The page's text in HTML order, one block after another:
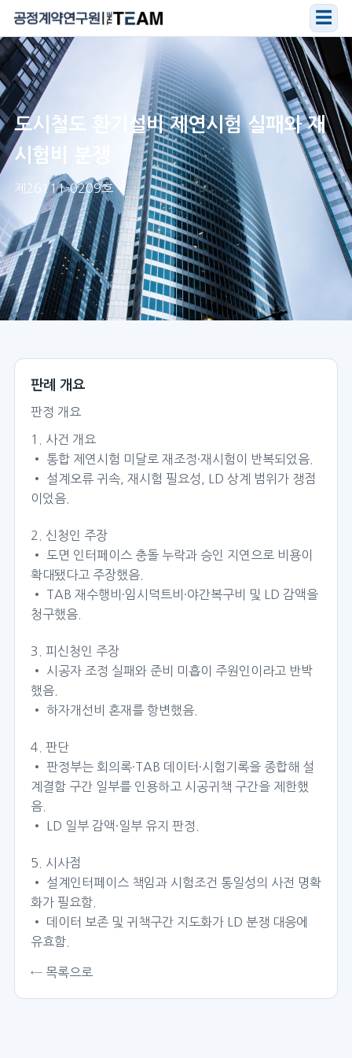
☰
도시철도 환기설비 제연시험 실패와 재
시험비 분쟁
제26111-0209호
판례 개요
판정 개요
1. 사건 개요
• 통합 제연시험 미달로 재조정·재시험이 반복되었음.
• 설계오류 귀속, 재시험 필요성, LD 상계 범위가 쟁점
이었음.
2. 신청인 주장
• 도면 인터페이스 충돌 누락과 승인 지연으로 비용이
확대됐다고 주장했음.
• TAB 재수행비·임시덕트비·야간복구비 및 LD 감액을
청구했음.
3. 피신청인 주장
• 시공자 조정 실패와 준비 미흡이 주원인이라고 반박
했음.
• 하자개선비 혼재를 항변했음.
4. 판단
• 판정부는 회의록·TAB 데이터·시험기록을 종합해 설
계결함 구간 일부를 인용하고 시공귀책 구간을 제한했
음.
• LD 일부 감액·일부 유지 판정.
5. 시사점
• 설계인터페이스 책임과 시험조건 통일성의 사전 명확
화가 필요함.
• 데이터 보존 및 귀책구간 지도화가 LD 분쟁 대응에
유효함.
← 목록으로